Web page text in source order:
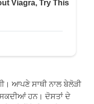
ਆਪਣੇ ਸਾਥੀ ਨਾਲ ਬੇਲੋੜੀ
ਸਕਦੀਆਂ ਹਨ। ਦੋਸਤਾਂ ਦੇ